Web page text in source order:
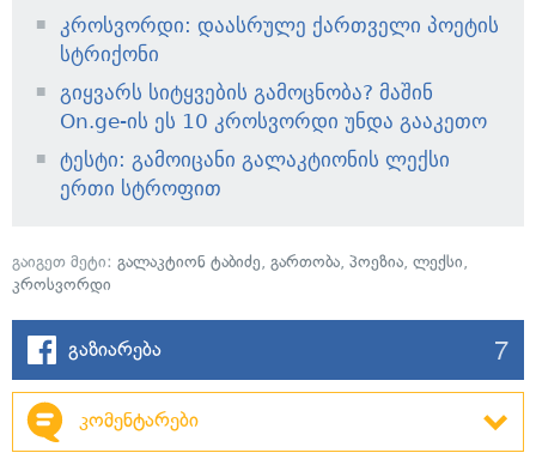
კროსვორდი: დაასრულე ქართველი პოეტის
სტრიქონი
გიყვარს სიტყვების გამოცნობა? მაშინ
On.ge-ის ეს 10 კროსვორდი უნდა გააკეთო
ტესტი: გამოიცანი გალაკტიონის ლექსი
ერთი სტროფით
გაიგეთ მეტი: გალაკტიონ ტაბიძე, გართობა, პოეზია, ლექსი,
კროსვორდი
გაზიარება 7
კომენტარები